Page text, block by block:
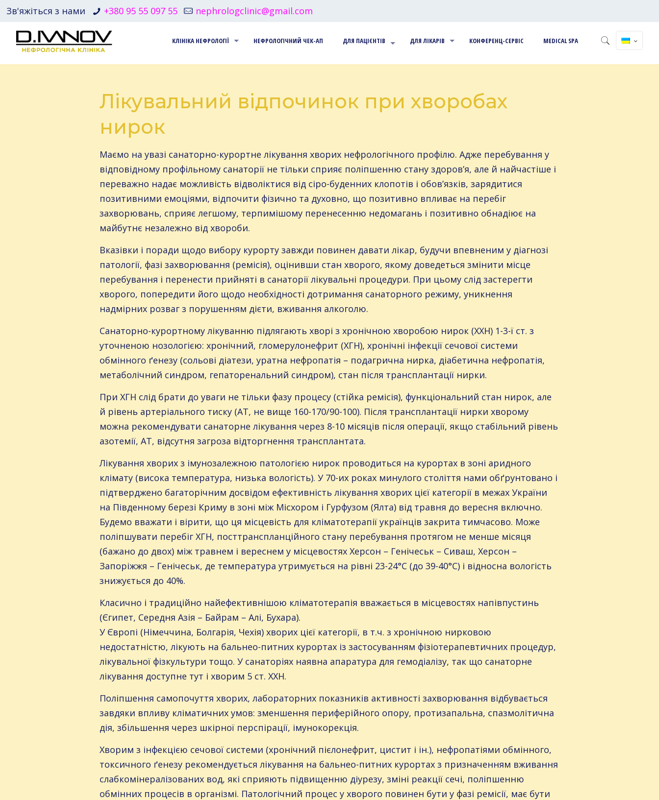
Зв'яжіться з нами +380 95 55 097 55 nephrologclinic@gmail.com
КЛІНІКА НЕФРОЛОГІЇ НЕФРОЛОГІЧНИЙ ЧЕК-АП ДЛЯ ПАЦІЄНТІВ ДЛЯ ЛІКАРІВ КОНФЕРЕНЦ-СЕРВІС MEDICAL SPA
Лікувальний відпочинок при хворобах
нирок
Маємо на увазі санаторно-курортне лікування хворих нефрологічного профілю. Адже перебування у
відповідному профільному санаторії не тільки сприяє поліпшенню стану здоров’я, але й найчастіше і
переважно надає можливість відволіктися від сіро-буденних клопотів і обов’язків, зарядитися
позитивними емоціями, відпочити фізично та духовно, що позитивно впливає на перебіг
захворювань, сприяє легшому, терпимішому перенесенню недомагань і позитивно обнадіює на
майбутнє незалежно від хвороби.
Вказівки і поради щодо вибору курорту завжди повинен давати лікар, будучи впевненим у діагнозі
патології, фазі захворювання (ремісія), оцінивши стан хворого, якому доведеться змінити місце
перебування і перенести прийняті в санаторії лікувальні процедури. При цьому слід застерегти
хворого, попередити його щодо необхідності дотримання санаторного режиму, уникнення
надмірних розваг з порушенням дієти, вживання алкоголю.
Санаторно-курортному лікуванню підлягають хворі з хронічною хворобою нирок (ХХН) 1-3-ї ст. з
уточненою нозологією: хронічний, гломерулонефрит (ХГН), хронічні інфекції сечової системи
обмінного ґенезу (сольові діатези, уратна нефропатія – подагрична нирка, діабетична нефропатія,
метаболічний синдром, гепаторенальний синдром), стан після трансплантації нирки.
При ХГН слід брати до уваги не тільки фазу процесу (стійка ремісія), функціональний стан нирок, але
й рівень артеріального тиску (АТ, не вище 160-170/90-100). Після трансплантації нирки хворому
можна рекомендувати санаторне лікування через 8-10 місяців після операції, якщо стабільний рівень
азотемії, АТ, відсутня загроза відторгнення трансплантата.
Лікування хворих з імунозалежною патологією нирок проводиться на курортах в зоні аридного
клімату (висока температура, низька вологість). У 70-их роках минулого століття нами обґрунтовано і
підтверджено багаторічним досвідом ефективність лікування хворих цієї категорії в межах України
на Південному березі Криму в зоні між Місхором і Гурфузом (Ялта) від травня до вересня включно.
Будемо вважати і вірити, що ця місцевість для кліматотерапії українців закрита тимчасово. Може
поліпшувати перебіг ХГН, посттранспланційного стану перебування протягом не менше місяця
(бажано до двох) між травнем і вереснем у місцевостях Херсон – Генічеськ – Сиваш, Херсон –
Запоріжжя – Генічеськ, де температура утримується на рівні 23-24°С (до 39-40°С) і відносна вологість
знижується до 40%.
Класично і традиційно найефективнішою кліматотерапія вважається в місцевостях напівпустинь
(Єгипет, Середня Азія – Байрам – Алі, Бухара).
У Європі (Німеччина, Болгарія, Чехія) хворих цієї категорії, в т.ч. з хронічною нирковою
недостатністю, лікують на бальнео-питних курортах із застосуванням фізіотерапевтичних процедур,
лікувальної фізкультури тощо. У санаторіях наявна апаратура для гемодіалізу, так що санаторне
лікування доступне тут і хворим 5 ст. ХХН.
Поліпшення самопочуття хворих, лабораторних показників активності захворювання відбувається
завдяки впливу кліматичних умов: зменшення периферійного опору, протизапальна, спазмолітична
дія, збільшення через шкірної перспірації, імунокорекція.
Хворим з інфекцією сечової системи (хронічний пієлонефрит, цистит і ін.), нефропатіями обмінного,
токсичного ґенезу рекомендується лікування на бальнео-питних курортах з призначенням вживання
слабкомінералізованих вод, які сприяють підвищенню діурезу, зміні реакції сечі, поліпшенню
обмінних процесів в організмі. Патологічний процес у хворого повинен бути у фазі ремісії, має бути